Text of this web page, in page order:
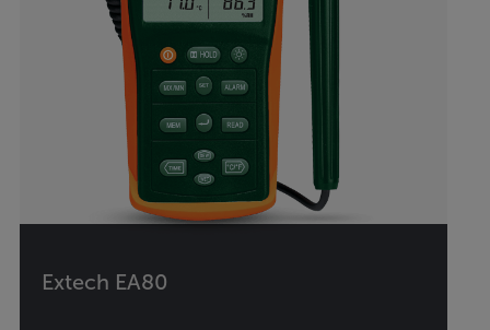
Extech EA80